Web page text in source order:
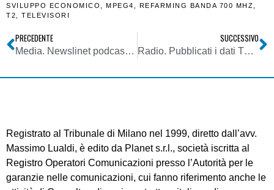
SVILUPPO ECONOMICO
MPEG4 REFARMING BANDA 700 MHZ
T2
TELEVISORI
PRECEDENTE
Media. Newslinet podcast puntata del 07/07/2021: ascolta le notizie della settimana di NL
SUCCESSIVO
Radio. Pubblicati i dati TER relativi al 1° semestre 2021. Difficile il confronto non essendo disponibile il periodo omogeneo del 2020
Registrato al Tribunale di Milano nel 1999, diretto dall’avv.
Massimo Lualdi, è edito da Planet s.r.l., società iscritta al
Registro Operatori Comunicazioni presso l’Autorità per le
garanzie nelle comunicazioni, cui fanno riferimento anche le